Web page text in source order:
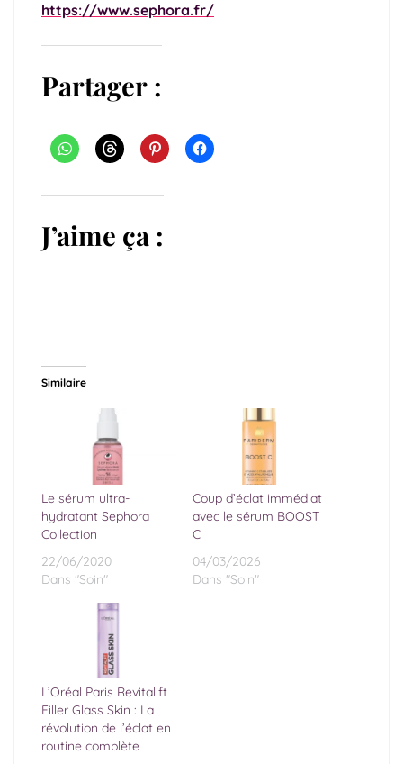
https://www.sephora.fr/
Partager :
J’aime ça :
Similaire
Le sérum ultra-
hydratant Sephora
Collection
22/06/2020
Dans "Soin"
Coup d’éclat immédiat
avec le sérum BOOST
C
04/03/2026
Dans "Soin"
L’Oréal Paris Revitalift
Filler Glass Skin : La
révolution de l’éclat en
routine complète